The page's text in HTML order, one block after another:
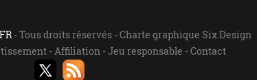
- Tous droits réservés - Charte graphique Six Design
-Affiliation-Jeu responsable -Contact